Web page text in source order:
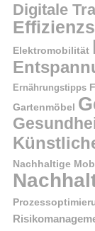
Digitale
Elektromobilität
Ernährungstipps
Gartenmöbel
Nachhaltige